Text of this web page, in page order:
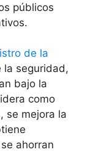
públicos
de la
la seguridad,
bajo la
como
se mejora la
ahorran